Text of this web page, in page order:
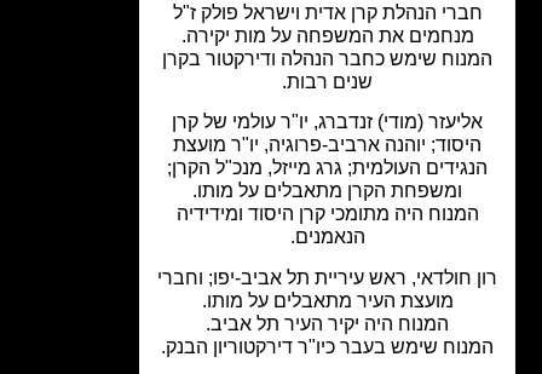
הנהלת קרן אדית וישראל פולק ז"ל
מנחמים את המשפחה על מות יקירה.
שימש כחבר הנהלה ודירקטור בקרן
שנים רבות.
(מודי) זנדברג, יו"ר עולמי של קרן
יוהנה ארביב-פרוגיה, יו"ר מועצת
העולמית; גרג מייזל, מנכ"ל הקרן;
ומשפחת הקרן מתאבלים על מותו.
המנוח היה מתומכי קרן היסוד ומידידיה
הנאמנים.
חולדאי, ראש עיריית תל אביב-יפו; וחברי
מועצת העיר מתאבלים על מותו.
המנוח היה יקיר העיר תל אביב.
שימש בעבר כיו"ר דירקטוריון הבנק.